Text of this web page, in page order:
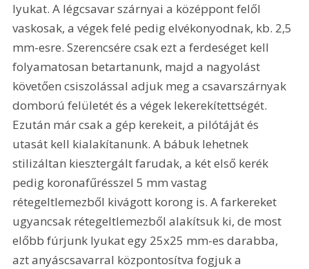
lyukat. A légcsavar szárnyai a középpont felől
vaskosak, a végek felé pedig elvékonyodnak, kb. 2,5
mm-esre. Szerencsére csak ezt a ferdeséget kell
folyamatosan betartanunk, majd a nagyolást
követően csiszolással adjuk meg a csavarszárnyak
domború felületét és a végek lekerekítettségét.
Ezután már csak a gép kerekeit, a pilótáját és
utasát kell kialakítanunk. A bábuk lehetnek
stilizáltan kiesztergált farudak, a két első kerék
pedig koronafűrésszel 5 mm vastag
rétegeltlemezből kivágott korong is. A farkereket
ugyancsak rétegeltlemezből alakítsuk ki, de most
előbb fúrjunk lyukat egy 25x25 mm-es darabba,
azt anyáscsavarral központosítva fogjuk a